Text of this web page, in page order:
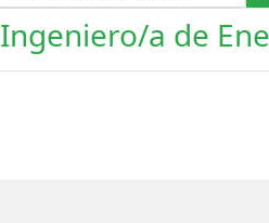
Ingeniero/a de